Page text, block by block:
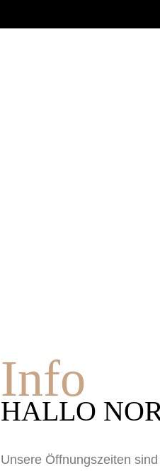
Info
HALLO
Unsere Öffnungszeiten